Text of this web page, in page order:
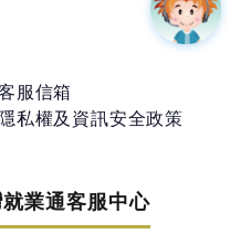
服信箱
私權及資訊安全政策
業通客服中心